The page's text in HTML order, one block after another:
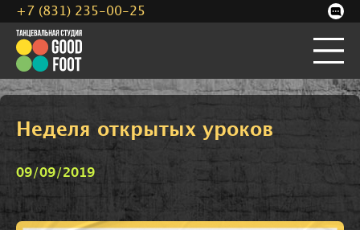
Неделя открытых уроков
09/09/2019
+7 (831) 235-00-25